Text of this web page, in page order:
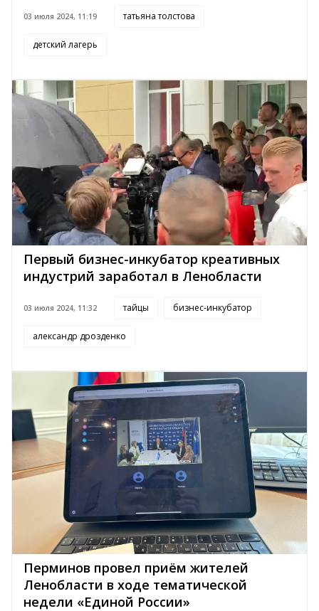
03 июля 2024, 11:19 татьяна толстова
детский лагерь
Первый бизнес-инкубатор креативных
индустрий заработал в Ленобласти
03 июля 2024, 11:32 тайцы бизнес-инкубатор
александр дрозденко
Перминов провел приём жителей
Ленобласти в ходе тематической
недели «Единой России»